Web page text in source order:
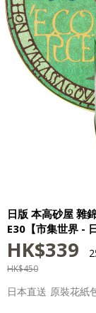
日版 本高砂屋 雜
E30【市集世界 -
HK$339
HK$450
日本直送 原裝花紙